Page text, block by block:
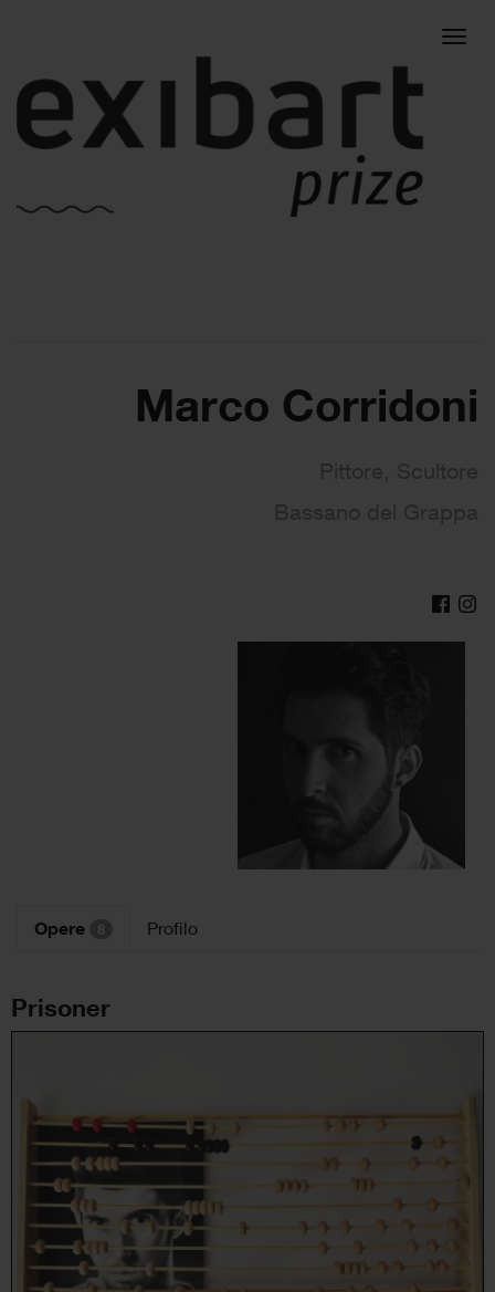
Marco Corridoni
Opere Profilo
Prisoner